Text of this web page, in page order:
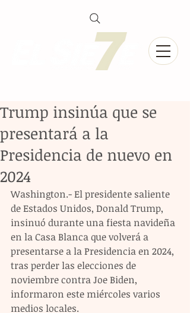
Trump insinúa que se
presentará a la
Presidencia de nuevo en
2024
Washington.- El presidente saliente
de Estados Unidos, Donald Trump,
insinuó durante una fiesta navideña
en la Casa Blanca que volverá a
presentarse a la Presidencia en 2024,
tras perder las elecciones de
noviembre contra Joe Biden,
informaron este miércoles varios
medios locales.